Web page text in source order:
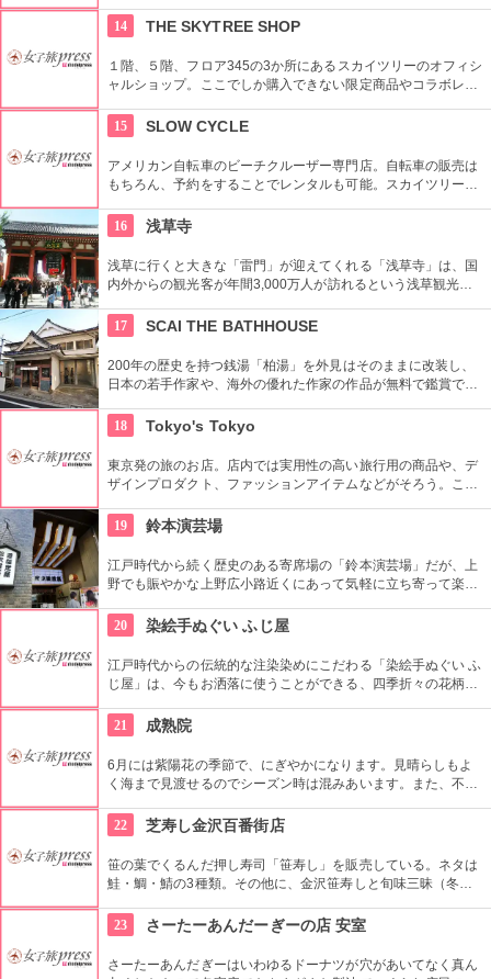
ベントなどのイベントをしているのでチェックしよう。
14 THE SKYTREE SHOP
１階、５階、フロア345の3か所にあるスカイツリーのオフィシ
ャルショップ。ここでしか購入できない限定商品やコラボレー
日本一高いところでの購入として記念に残る思い出に！
15 SLOW CYCLE
アメリカン自転車のビーチクルーザー専門店。自転車の販売は
もちろん、予約をすることでレンタルも可能。スカイツリーや
フェをオープンし、注目を集めている。
16 浅草寺
浅草に行くと大きな「雷門」が迎えてくれる「浅草寺」は、国
内外からの観光客が年間3,000万人が訪れるという浅草観光一
都内最古の名刹です。
17 SCAI THE BATHHOUSE
200年の歴史を持つ銭湯「柏湯」を外見はそのままに改装し、
日本の若手作家や、海外の優れた作家の作品が無料で鑑賞でき
18
Tokyo's Tokyo
東京発の旅のお店。店内では実用性の高い旅行用の商品や、デ
ザインプロダクト、ファッションアイテムなどがそろう。これ
されている。
19 鈴本演芸場
江戸時代から続く歴史のある寄席場の「鈴本演芸場」だが、上
野でも賑やかな上野広小路近くにあって気軽に立ち寄って楽し
ず入ってみてはいかがでしょう。
20 染絵手ぬぐい ふじ屋
江戸時代からの伝統的な注染染めにこだわる「染絵手ぬぐい ふ
じ屋」は、今もお洒落に使うことができる、四季折々の花柄や
地の小物も各種扱っています。
21 成熟院
6月には紫陽花の季節で、にぎやかになります。見晴らしもよ
く海まで見渡せるのでシーズン時は混みあいます。また、不動
ットとして訪れられます。
22 芝寿し金沢百番街店
笹の葉でくるんだ押し寿司「笹寿し」を販売している。ネタは
鮭・鯛・鯖の3種類。その他に、金沢笹寿しと旬味三昧（冬季
23
さーたーあんだーぎーの店 安室
さーたーあんだぎーはいわゆるドーナツが穴があいてなく真ん